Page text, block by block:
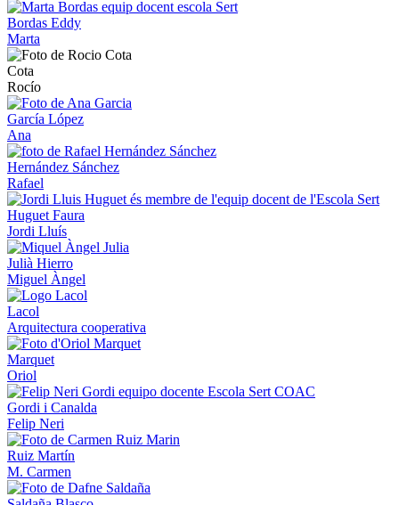
Bordas Eddy
Marta
Cota
Rocío
García López
Ana
Hernández Sánchez
Rafael
Huguet Faura
Jordi Lluís
Julià Hierro
Miguel Àngel
Lacol
Arquitectura cooperativa
Marquet
Oriol
Gordi i Canalda
Felip Neri
Ruiz Martín
M. Carmen